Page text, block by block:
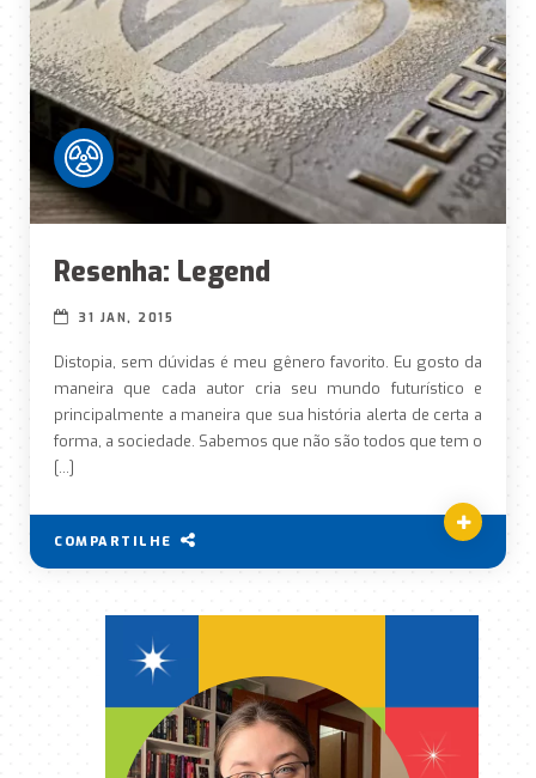
Resenha: Legend
31 JAN, 2015
Distopia, sem dúvidas é meu gênero favorito. Eu gosto da
maneira que cada autor cria seu mundo futurístico e
principalmente a maneira que sua história alerta de certa a
forma, a sociedade. Sabemos que não são todos que tem o
[…]
COMPARTILHE